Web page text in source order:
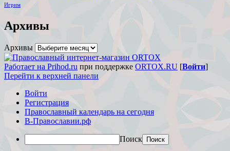
Игрим
Архивы
Архивы
Работает на Prihod.ru при поддержке ORTOX.RU [Войти]
Перейти к верхней панели
Войти
Регистрация
Православный календарь на сегодня
В-Православии.рф
Поиск